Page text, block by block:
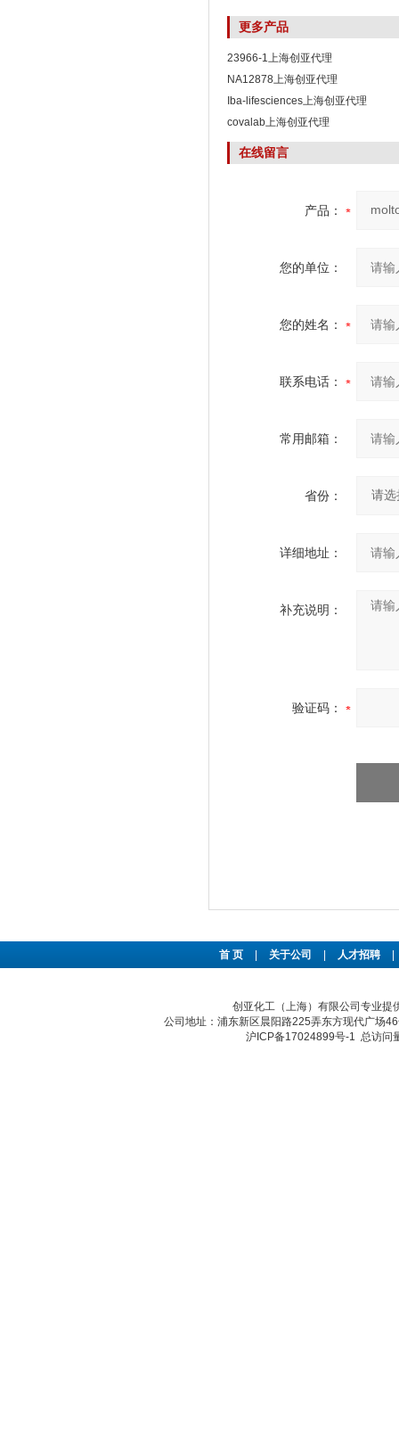
更多产品
23966-1上海创亚代理
NA12878上海创亚代理
Iba-lifesciences上海创亚代理
covalab上海创亚代理
在线留言
产品：
您的单位：
您的姓名：
联系电话：
常用邮箱：
省份：
详细地址：
补充说明：
验证码：
首 页 关于公司 人才招聘
创亚化工（上海）有限公司专业提
公司地址：浦东新区晨阳路225弄东方现代广场
沪ICP备17024899号-1 总访问